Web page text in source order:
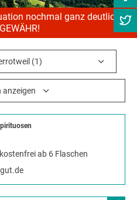
nochmal ganz deutlich:
anzeigen
ab 6 Flaschen